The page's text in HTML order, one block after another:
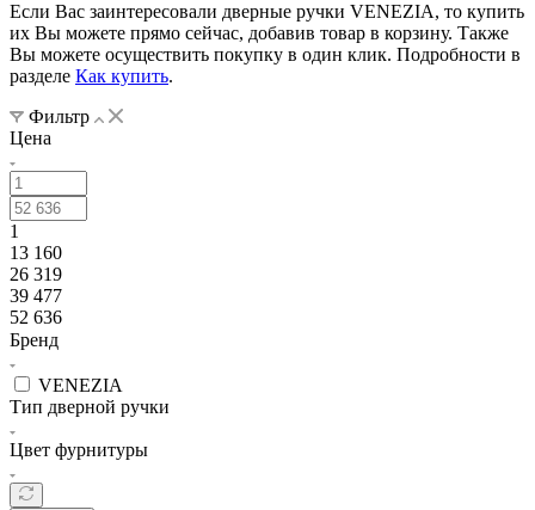
Если Вас заинтересовали дверные ручки VENEZIA, то купить
их Вы можете прямо сейчас, добавив товар в корзину. Также
Вы можете осуществить покупку в один клик. Подробности в
разделе Как купить.
Фильтр
Цена
1
13 160
26 319
39 477
52 636
Бренд
VENEZIA
Тип дверной ручки
Цвет фурнитуры